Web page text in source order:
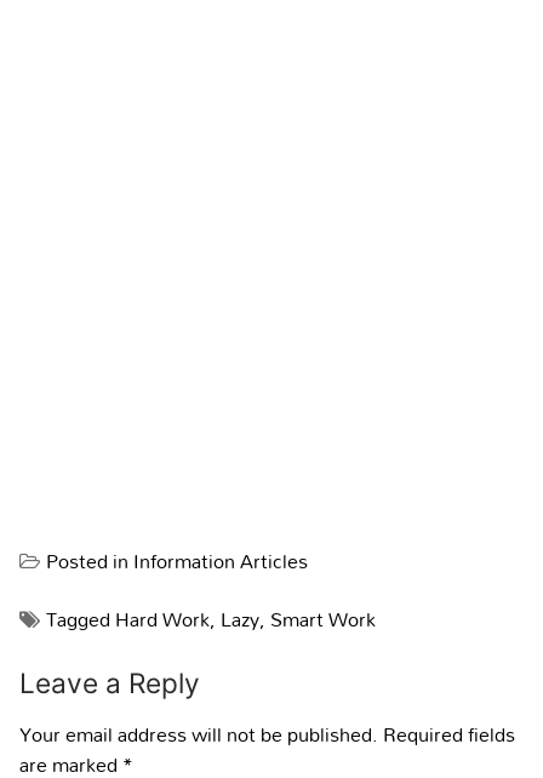
Posted inInformation Articles
TaggedHard Work, Lazy, Smart Work
Leave a Reply
Your email address will not be published. Required fields
are marked*